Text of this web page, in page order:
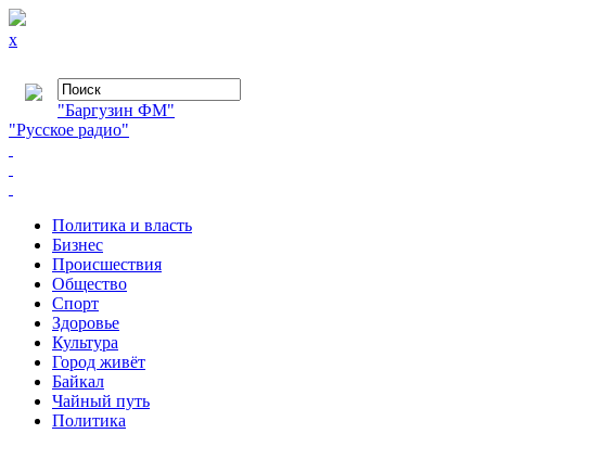
x
"Баргузин ФМ"
"Русское радио"
Политика и власть
Бизнес
Происшествия
Общество
Cпорт
Здоровье
Культура
Город живёт
Байкал
Чайный путь
Политика